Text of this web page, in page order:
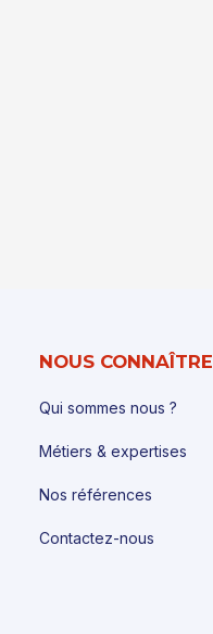
NOUS CONNAÎTRE
Qui sommes nous ?
Métiers & expertises
Nos références
Contactez-nous